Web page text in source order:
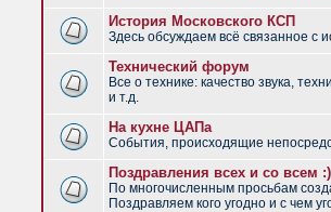
История Московского КСП
Здесь обсуждаем всё связанное с
Технический форум
Все о технике: качество звука,
и т.д.
На кухне ЦАПа
События, происходящие
Поздравления всех и со всем :)
По многочисленным просьбам
Поздравляем кого угодно и с чем